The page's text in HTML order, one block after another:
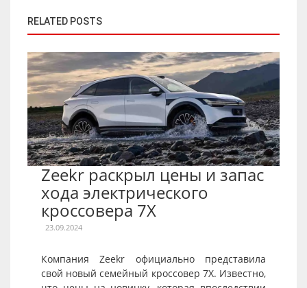
RELATED POSTS
Zeekr раскрыл цены и запас
хода электрического
кроссовера 7X
23.09.2024
Компания Zeekr официально представила
свой новый семейный кроссовер 7X. Известно,